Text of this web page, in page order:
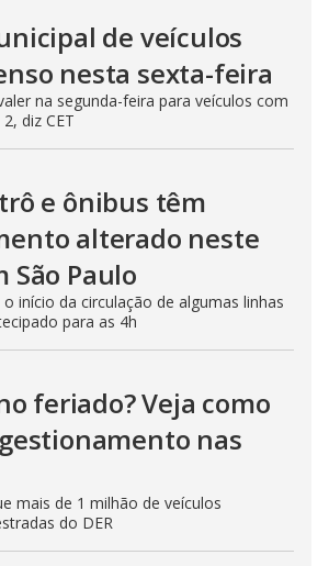
de veículos
nesta sexta-feira
na segunda-feira para veículos com
diz CET
e ônibus têm
alterado neste
São Paulo
início da circulação de algumas linhas
para as 4h
feriado? Veja como
nas
mais de 1 milhão de veículos
do DER